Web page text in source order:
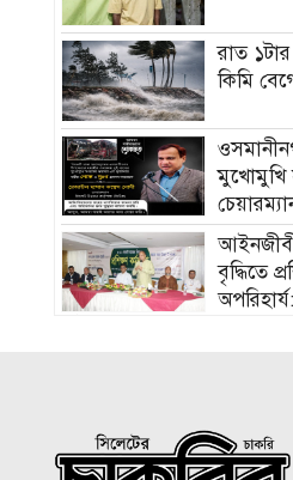
রাত
কিমি
মুখোমুখি
বৃদ্ধিতে
হামের